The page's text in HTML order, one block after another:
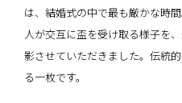
は、結婚式の中で最も厳かな時
人が交互に盃を受け取る様子を
影させていただきました。伝統
る一枚です。